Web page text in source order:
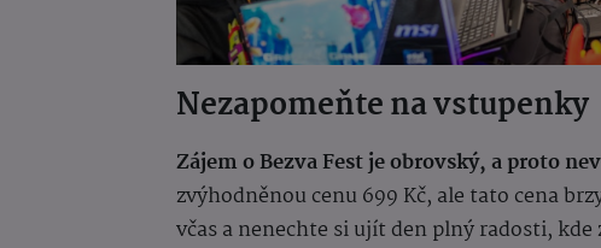
Nezapomeňte na vstupenky
Zájem o Bezva Fest je obrovský, a proto
zvýhodněnou cenu 699 Kč, ale tato cena
včas a nenechte si ujít den plný radosti, kde